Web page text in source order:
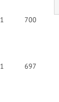
1 700
1 697